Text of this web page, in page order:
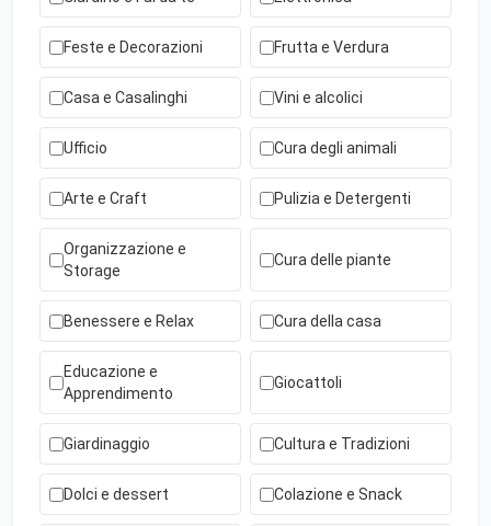
Feste e Decorazioni Frutta e Verdura
Casa e Casalinghi Vini e alcolici
Ufficio Cura degli animali
Arte e Craft Pulizia e Detergenti
Organizzazione e
Storage
Cura delle piante
Benessere e Relax Cura della casa
Educazione e
Apprendimento
Giocattoli
Giardinaggio Cultura e Tradizioni
Dolci e dessert Colazione e Snack